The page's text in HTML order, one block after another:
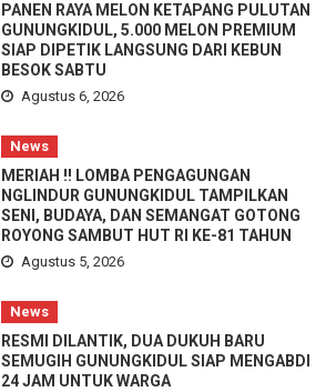
PANEN RAYA MELON KETAPANG PULUTAN
GUNUNGKIDUL, 5.000 MELON PREMIUM
SIAP DIPETIK LANGSUNG DARI KEBUN
BESOK SABTU
Agustus 6, 2026
News
MERIAH !! LOMBA PENGAGUNGAN
NGLINDUR GUNUNGKIDUL TAMPILKAN
SENI, BUDAYA, DAN SEMANGAT GOTONG
ROYONG SAMBUT HUT RI KE-81 TAHUN
Agustus 5, 2026
News
RESMI DILANTIK, DUA DUKUH BARU
SEMUGIH GUNUNGKIDUL SIAP MENGABDI
24 JAM UNTUK WARGA